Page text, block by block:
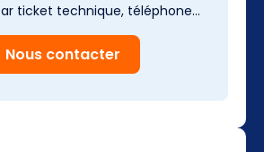
ticket technique, téléphone…
Nous contacter